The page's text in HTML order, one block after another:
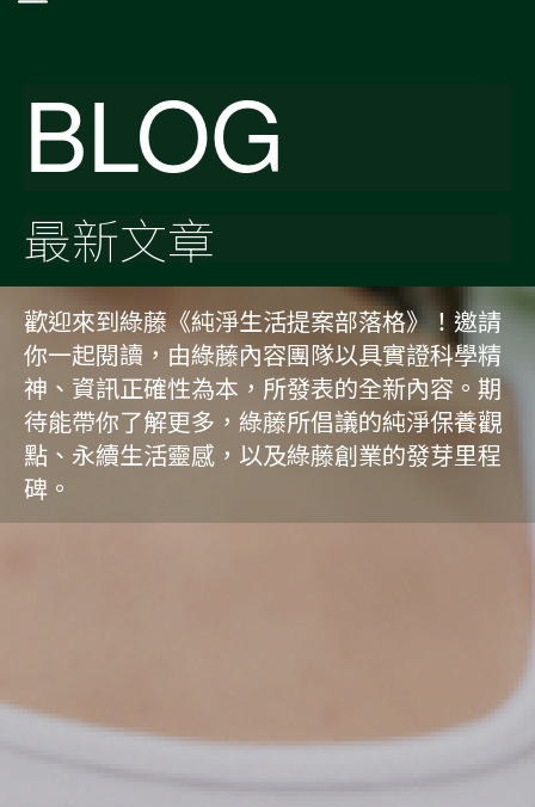
BLOG
最新文章
歡迎來到綠藤《純淨生活提案部落格》！邀請
你一起閱讀，由綠藤內容團隊以具實證科學精
神、資訊正確性為本，所發表的全新內容。期
待能帶你了解更多，綠藤所倡議的純淨保養觀
點、永續生活靈感，以及綠藤創業的發芽里程
碑。